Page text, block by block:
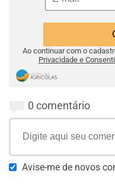
Ao continuar com o
Privacidade e
0 comentário
Avise-me de novos